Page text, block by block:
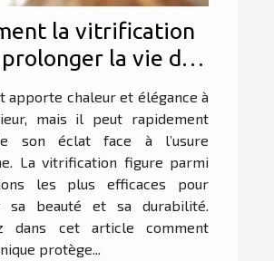
la vitrification
la vie de
votre parquet ?
apporte chaleur et élégance à
mais il peut rapidement
son éclat face à l’usure
La vitrification figure parmi
les plus efficaces pour
sa beauté et sa durabilité.
dans cet article comment
protège...